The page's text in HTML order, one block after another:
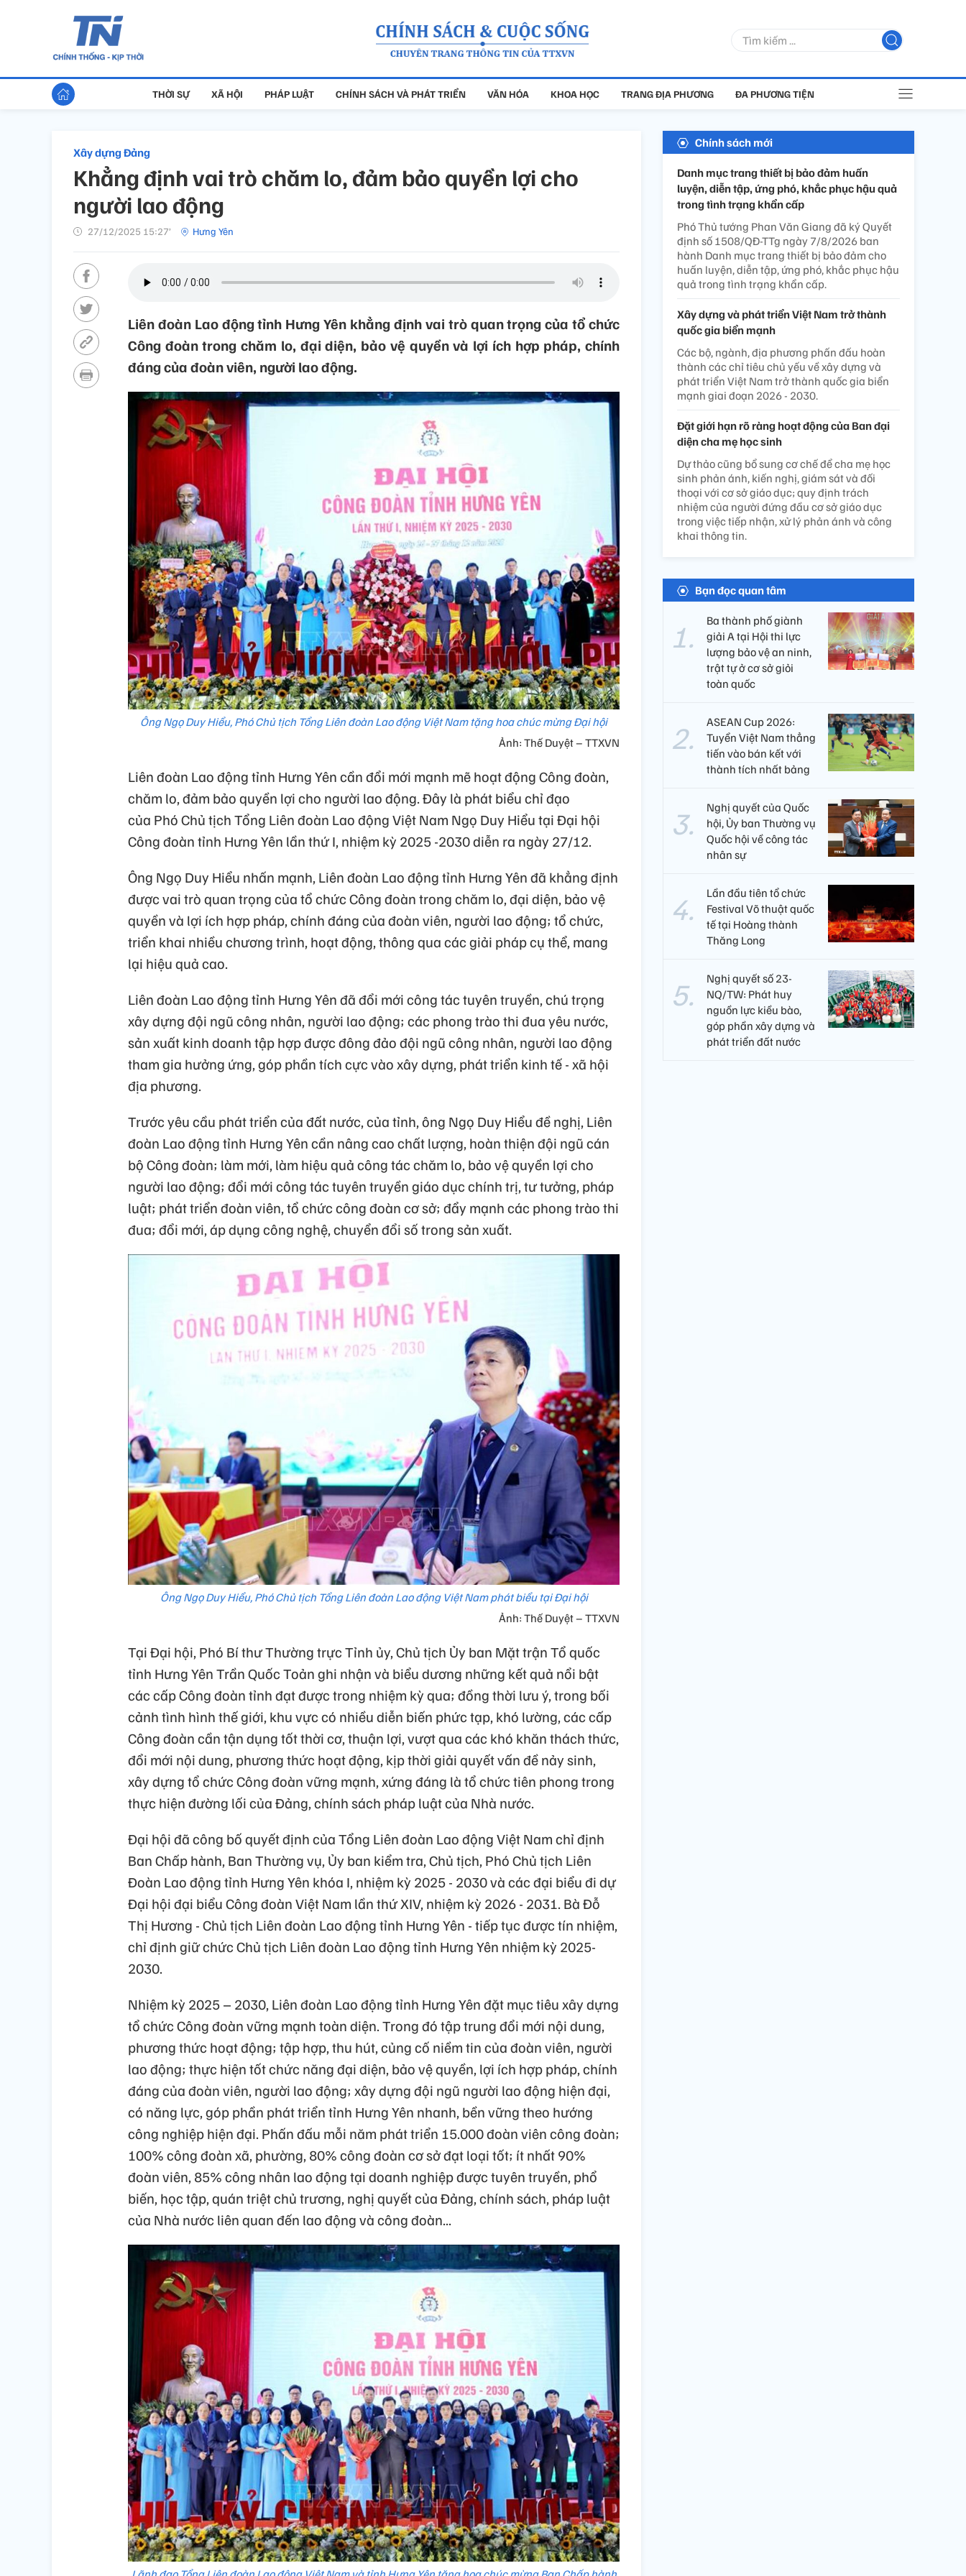
THỜI SỰ XÃ HỘI PHÁP LUẬT CHÍNH SÁCH VÀ PHÁT TRIỂN VĂN HÓA KHOA HỌC TRANG ĐỊA PHƯƠNG ĐA PHƯƠNG TIỆN
Xây dựng Đảng
Khẳng định vai trò chăm lo, đảm bảo quyền lợi cho
người lao động
27/12/2025 15:27’ Hưng Yên
Liên đoàn Lao động tỉnh Hưng Yên khẳng định vai trò quan trọng của tổ chức
Công đoàn trong chăm lo, đại diện, bảo vệ quyền và lợi ích hợp pháp, chính
đáng của đoàn viên, người lao động.
Ông Ngọ Duy Hiểu, Phó Chủ tịch Tổng Liên đoàn Lao động Việt Nam tặng hoa chúc mừng Đại hội
Ảnh: Thế Duyệt – TTXVN
Liên đoàn Lao động tỉnh Hưng Yên cần đổi mới mạnh mẽ hoạt động Công đoàn,
chăm lo, đảm bảo quyền lợi cho người lao động. Đây là phát biểu chỉ đạo
của Phó Chủ tịch Tổng Liên đoàn Lao động Việt Nam Ngọ Duy Hiểu tại Đại hội
Công đoàn tỉnh Hưng Yên lần thứ I, nhiệm kỳ 2025 -2030 diễn ra ngày 27/12.
Ông Ngọ Duy Hiểu nhấn mạnh, Liên đoàn Lao động tỉnh Hưng Yên đã khẳng định
được vai trò quan trọng của tổ chức Công đoàn trong chăm lo, đại diện, bảo vệ
quyền và lợi ích hợp pháp, chính đáng của đoàn viên, người lao động; tổ chức,
triển khai nhiều chương trình, hoạt động, thông qua các giải pháp cụ thể, mang
lại hiệu quả cao.
Liên đoàn Lao động tỉnh Hưng Yên đã đổi mới công tác tuyên truyền, chú trọng
xây dựng đội ngũ công nhân, người lao động; các phong trào thi đua yêu nước,
sản xuất kinh doanh tập hợp được đông đảo đội ngũ công nhân, người lao động
tham gia hưởng ứng, góp phần tích cực vào xây dựng, phát triển kinh tế - xã hội
địa phương.
Trước yêu cầu phát triển của đất nước, của tỉnh, ông Ngọ Duy Hiểu đề nghị, Liên
đoàn Lao động tỉnh Hưng Yên cần nâng cao chất lượng, hoàn thiện đội ngũ cán
bộ Công đoàn; làm mới, làm hiệu quả công tác chăm lo, bảo vệ quyền lợi cho
người lao động; đổi mới công tác tuyên truyền giáo dục chính trị, tư tưởng, pháp
luật; phát triển đoàn viên, tổ chức công đoàn cơ sở; đẩy mạnh các phong trào thi
đua; đổi mới, áp dụng công nghệ, chuyển đổi số trong sản xuất.
Ông Ngọ Duy Hiểu, Phó Chủ tịch Tổng Liên đoàn Lao động Việt Nam phát biểu tại Đại hội
Ảnh: Thế Duyệt – TTXVN
Tại Đại hội, Phó Bí thư Thường trực Tỉnh ủy, Chủ tịch Ủy ban Mặt trận Tổ quốc
tỉnh Hưng Yên Trần Quốc Toản ghi nhận và biểu dương những kết quả nổi bật
các cấp Công đoàn tỉnh đạt được trong nhiệm kỳ qua; đồng thời lưu ý, trong bối
cảnh tình hình thế giới, khu vực có nhiều diễn biến phức tạp, khó lường, các cấp
Công đoàn cần tận dụng tốt thời cơ, thuận lợi, vượt qua các khó khăn thách thức,
đổi mới nội dung, phương thức hoạt động, kịp thời giải quyết vấn đề nảy sinh,
xây dựng tổ chức Công đoàn vững mạnh, xứng đáng là tổ chức tiên phong trong
thực hiện đường lối của Đảng, chính sách pháp luật của Nhà nước.
Đại hội đã công bố quyết định của Tổng Liên đoàn Lao động Việt Nam chỉ định
Ban Chấp hành, Ban Thường vụ, Ủy ban kiểm tra, Chủ tịch, Phó Chủ tịch Liên
Đoàn Lao động tỉnh Hưng Yên khóa I, nhiệm kỳ 2025 - 2030 và các đại biểu đi dự
Đại hội đại biểu Công đoàn Việt Nam lần thứ XIV, nhiệm kỳ 2026 - 2031. Bà Đỗ
Thị Hương - Chủ tịch Liên đoàn Lao động tỉnh Hưng Yên - tiếp tục được tín nhiệm,
chỉ định giữ chức Chủ tịch Liên đoàn Lao động tỉnh Hưng Yên nhiệm kỳ 2025-
2030.
Nhiệm kỳ 2025 – 2030, Liên đoàn Lao động tỉnh Hưng Yên đặt mục tiêu xây dựng
tổ chức Công đoàn vững mạnh toàn diện. Trong đó tập trung đổi mới nội dung,
phương thức hoạt động; tập hợp, thu hút, củng cố niềm tin của đoàn viên, người
lao động; thực hiện tốt chức năng đại diện, bảo vệ quyền, lợi ích hợp pháp, chính
đáng của đoàn viên, người lao động; xây dựng đội ngũ người lao động hiện đại,
có năng lực, góp phần phát triển tỉnh Hưng Yên nhanh, bền vững theo hướng
công nghiệp hiện đại. Phấn đấu mỗi năm phát triển 15.000 đoàn viên công đoàn;
100% công đoàn xã, phường, 80% công đoàn cơ sở đạt loại tốt; ít nhất 90%
đoàn viên, 85% công nhân lao động tại doanh nghiệp được tuyên truyền, phổ
biến, học tập, quán triệt chủ trương, nghị quyết của Đảng, chính sách, pháp luật
của Nhà nước liên quan đến lao động và công đoàn...
Chính sách mới
Danh mục trang thiết bị bảo đảm huấn
luyện, diễn tập, ứng phó, khắc phục hậu quả
trong tình trạng khẩn cấp
Phó Thủ tướng Phan Văn Giang đã ký Quyết
định số 1508/QĐ-TTg ngày 7/8/2026 ban
hành Danh mục trang thiết bị bảo đảm cho
huấn luyện, diễn tập, ứng phó, khắc phục hậu
quả trong tình trạng khẩn cấp.
Xây dựng và phát triển Việt Nam trở thành
quốc gia biển mạnh
Các bộ, ngành, địa phương phấn đấu hoàn
thành các chỉ tiêu chủ yếu về xây dựng và
phát triển Việt Nam trở thành quốc gia biển
mạnh giai đoạn 2026 - 2030.
Đặt giới hạn rõ ràng hoạt động của Ban đại
diện cha mẹ học sinh
Dự thảo cũng bổ sung cơ chế để cha mẹ học
sinh phản ánh, kiến nghị, giám sát và đối
thoại với cơ sở giáo dục; quy định trách
nhiệm của người đứng đầu cơ sở giáo dục
trong việc tiếp nhận, xử lý phản ánh và công
khai thông tin.
Bạn đọc quan tâm
Ba thành phố giành
giải A tại Hội thi lực
lượng bảo vệ an ninh,
trật tự ở cơ sở giỏi
toàn quốc
ASEAN Cup 2026:
Tuyển Việt Nam thẳng
tiến vào bán kết với
thành tích nhất bảng
Nghị quyết của Quốc
hội, Ủy ban Thường vụ
Quốc hội về công tác
nhân sự
Lần đầu tiên tổ chức
Festival Võ thuật quốc
tế tại Hoàng thành
Thăng Long
Nghị quyết số 23-
NQ/TW: Phát huy
nguồn lực kiều bào,
góp phần xây dựng và
phát triển đất nước